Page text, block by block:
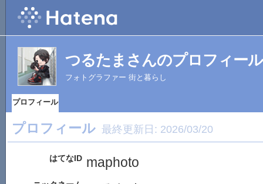
つるたまさんのプロフィール
フォトグラファー 街と暮らし
プロフィール
プロフィール 最終更新日: 2026/03/20
はてなID maphoto